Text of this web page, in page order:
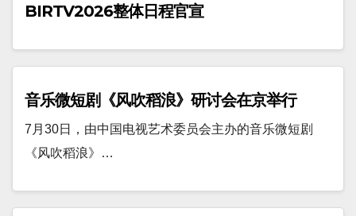
BIRTV2026整体日程官宣
音乐微短剧《风吹稻浪》研讨会在京举行
7月30日，由中国电视艺术委员会主办的音乐微短剧
《风吹稻浪》…